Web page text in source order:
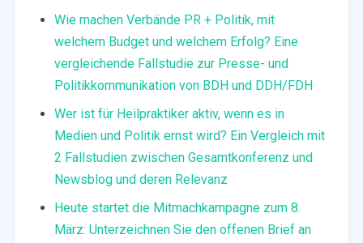
Wie machen Verbände PR + Politik, mit
welchem Budget und welchem Erfolg? Eine
vergleichende Fallstudie zur Presse- und
Politikkommunikation von BDH und DDH/FDH
Wer ist für Heilpraktiker aktiv, wenn es in
Medien und Politik ernst wird? Ein Vergleich mit
2 Fallstudien zwischen Gesamtkonferenz und
Newsblog und deren Relevanz
Heute startet die Mitmachkampagne zum 8.
März: Unterzeichnen Sie den offenen Brief an